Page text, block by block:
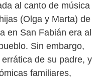
al canto de música
(Olga y Marta) de
en San Fabián era al
Sin embargo,
de su padre, y
familiares,